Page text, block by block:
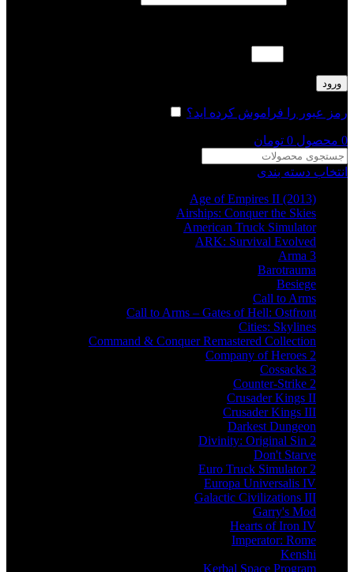
ورود
رمز عبور را فراموش کرده اید؟
0 محصول 0 تومان
انتخاب دسته بندی
Age of Empires II (2013)
Airships: Conquer the Skies
American Truck Simulator
ARK: Survival Evolved
Arma 3
Barotrauma
Besiege
Call to Arms
Call to Arms – Gates of Hell: Ostfront
Cities: Skylines
Command & Conquer Remastered Collection
Company of Heroes 2
Cossacks 3
Counter-Strike 2
Crusader Kings II
Crusader Kings III
Darkest Dungeon
Divinity: Original Sin 2
Don't Starve
Euro Truck Simulator 2
Europa Universalis IV
Galactic Civilizations III
Garry's Mod
Hearts of Iron IV
Imperator: Rome
Kenshi
Kerbal Space Program